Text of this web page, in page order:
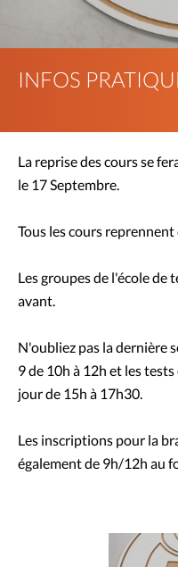
INFOS
La reprise des cours se
le 17 Septembre.
Tous les cours
Les groupes de l'école de
avant.
N'oubliez pas la dernière
9 de 10h à 12h et les
jour de 15h à 17h30.
Les inscriptions pour la
également de 9h/12h au